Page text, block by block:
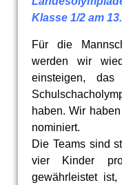
Klasse 1/2 am
Für die
werden wir
einsteigen,
haben. Wir
nominiert.
Die Teams sind
vier Kinder
gewährleistet